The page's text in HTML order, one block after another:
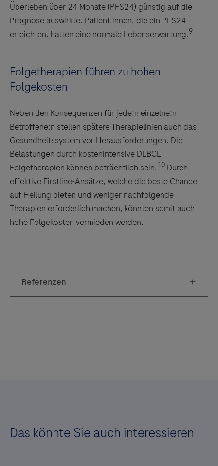
Überleben über 24 Monate (PFS24) günstig auf die
Prognose auswirkte. Patient:innen, die ein PFS24
erreichten, hatten eine normale Lebenserwartung.9
Folgetherapien führen zu hohen
Folgekosten
Neben den Konsequenzen für jede:n einzelne:n
Betroffene:n stellen spätere Therapielinien auch das
Gesundheitssystem vor Herausforderungen. Die
Belastungen durch kostenintensive DLBCL-
Folgetherapien können beträchtlich sein. 10 Durch
effektive Firstline-Ansätze, welche die beste Chance
auf Heilung bieten und weniger nachfolgende
Therapien erforderlich machen, könnten somit auch
hohe Folgekosten vermieden werden.
Das könnte Sie auch interessieren